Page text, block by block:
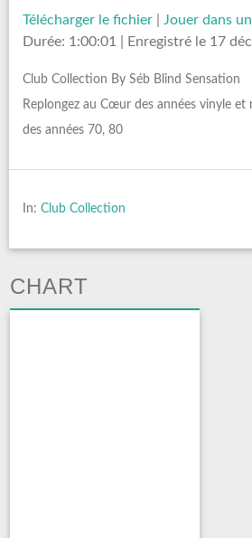
Télécharger le fichier Jouer dans
Durée: 1:00:01
Enregistré le 17
Club Collection By Séb Blind Sensation
Replongez au Cœur des années vinyle et
des années 70, 80
In: Club Collection
CHART